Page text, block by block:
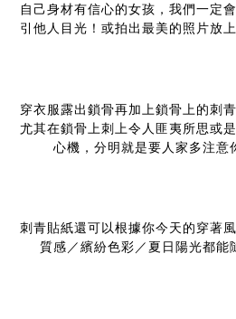
自己身材有信心的女孩，我們一定
引他人目光！或拍出最美的照片放
穿衣服露出鎖骨再加上鎖骨上的刺
尤其在鎖骨上刺上令人匪夷所思或
心機，分明就是要人家多注意
刺青貼紙還可以根據你今天的穿著
質感／繽紛色彩／夏日陽光都能